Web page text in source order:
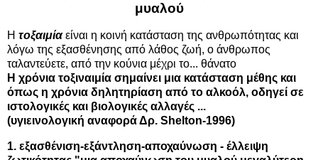
μυαλού
Η τοξαιμίαείναι η κοινή κατάσταση της ανθρωπότητας και
λόγω της εξασθένησης από λάθος ζωή, ο άνθρωπος
ταλαντεύετε, από την κούνια μέχρι το... θάνατο
Η χρόνια τοξιναιμία σημαίνει μια κατάσταση μέθης και
όπως η χρόνια δηλητηρίαση από το αλκοόλ, οδηγεί σε
ιστολογικές και βιολογικές αλλαγές ...
(υγιεινολογική αναφορά Δρ. Shelton-1996)
1. εξασθένιση-εξάντληση-αποχαύνωση - έλλειψη